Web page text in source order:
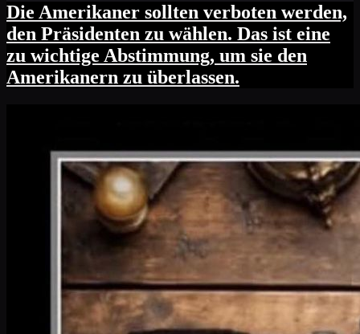
Die Amerikaner sollten verboten werden,
den Präsidenten zu wählen. Das ist eine
zu wichtige Abstimmung, um sie den
Amerikanern zu überlassen.